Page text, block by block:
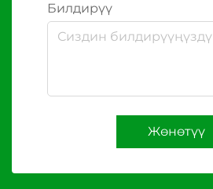
Билдирүү
Жөнөтүү